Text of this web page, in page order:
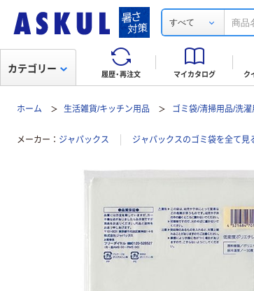
すべて
履歴・再注文 マイカタログ ク
カテゴリー
ホーム 生活雑貨/キッチン用品 ゴミ袋/清掃用品/洗濯
メーカー ジャパックス ジャパックスのゴミ袋を全て見